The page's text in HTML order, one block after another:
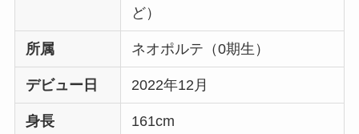
ど）
所属 ネオポルテ（0期生）
デビュー日 2022年12月
身長 161cm